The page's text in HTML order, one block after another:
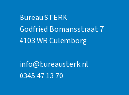
Bureau STERK
Godfried Bomansstraat 7
4103 WR Culemborg
info@bureausterk.nl
0345 47 13 70